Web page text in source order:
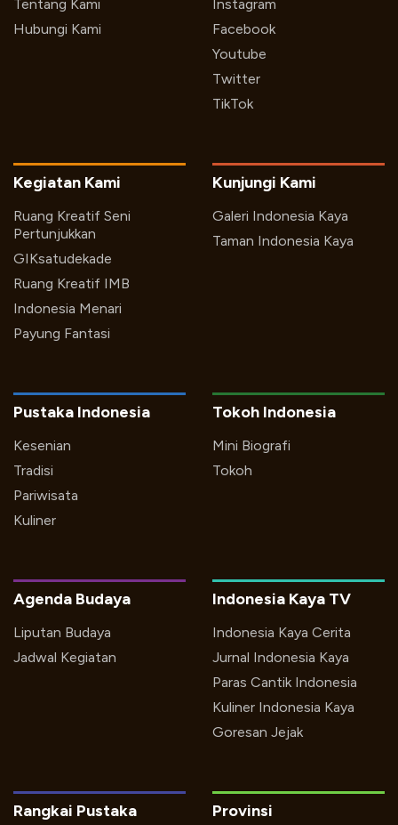
Tentang Kami
Hubungi Kami
Instagram
Facebook
Youtube
Twitter
TikTok
Kegiatan Kami
Ruang Kreatif Seni
Pertunjukkan
GIKsatudekade
Ruang Kreatif IMB
Indonesia Menari
Payung Fantasi
Kunjungi Kami
Galeri Indonesia Kaya
Taman Indonesia Kaya
Pustaka Indonesia
Kesenian
Tradisi
Pariwisata
Kuliner
Tokoh Indonesia
Mini Biografi
Tokoh
Indonesia Kaya TV
Indonesia Kaya Cerita
Jurnal Indonesia Kaya
Paras Cantik Indonesia
Kuliner Indonesia Kaya
Goresan Jejak
Agenda Budaya
Liputan Budaya
Jadwal Kegiatan
Rangkai Pustaka Provinsi